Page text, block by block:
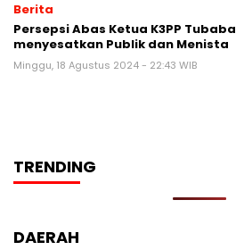
Berita
Persepsi Abas Ketua K3PP Tubaba
menyesatkan Publik dan Menista
Minggu, 18 Agustus 2024 - 22:43 WIB
TRENDING
DAERAH